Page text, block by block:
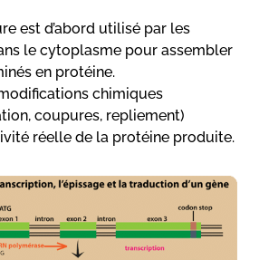
est d’abord utilisé par les
le cytoplasme pour assembler
en protéine.
chimiques
coupures, repliement)
réelle de la protéine produite.